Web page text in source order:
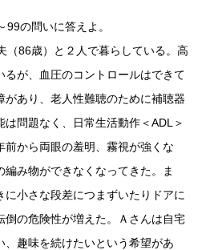
の問いに答えよ。
（86歳）と２人で暮らしている。高
るが、血圧のコントロールはできて
があり、老人性難聴のために補聴器
問題なく、日常生活動作＜ADL＞
前から両眼の羞明、霧視が強くな
編み物ができなくなってきた。ま
に小さな段差につまずいたりドアに
倒の危険性が増えた。Ａさんは自宅
、趣味を続けたいという希望があ